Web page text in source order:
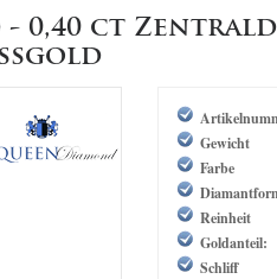
- 0,40 ct
Gewicht
Farbe
Reinheit
Goldanteil:
Schliff